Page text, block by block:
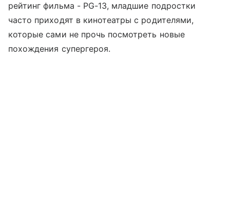
рейтинг фильма - PG-13, младшие подростки
часто приходят в кинотеатры с родителями,
которые сами не прочь посмотреть новые
похождения супергероя.